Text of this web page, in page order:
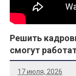
Решить
смогут
17 июля, 2026